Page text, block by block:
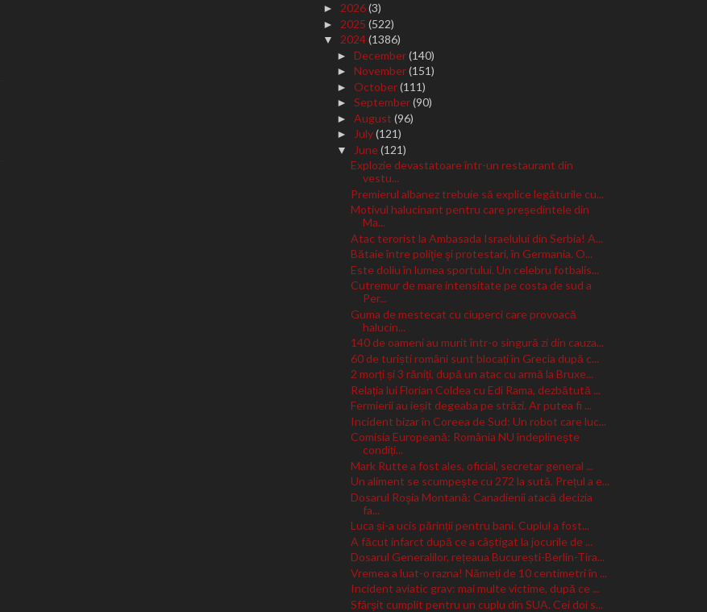
►2026(3)
► 2025(522)
▼2024(1386)
►December(140)
►November(151)
►October(111)
►September(90)
►August(96)
►July(121)
▼ June(121)
Explozie devastatoare într-un restaurant din
vestu...
Premierul albanez trebuie să explice legăturile cu...
Motivul halucinant pentru care președintele din
Ma...
Atac terorist la Ambasada Israelului din Serbia! A...
Bătaie între poliţie şi protestari, în Germania. O...
Este doliu în lumea sportului. Un celebru fotbalis...
Cutremur de mare intensitate pe costa de sud a
Per...
Guma de mestecat cu ciuperci care provoacă
halucin...
140 de oameni au murit într-o singură zi din cauza...
60 de turiști români sunt blocați în Grecia după c...
2 morți și 3 răniți, după un atac cu armă la Bruxe...
Relația lui Florian Coldea cu Edi Rama, dezbătută ...
Fermierii au ieșit degeaba pe străzi. Ar putea fi ...
Incident bizar în Coreea de Sud: Un robot care luc...
Comisia Europeană: România NU îndeplinește
condiți...
Mark Rutte a fost ales, oficial, secretar general ...
Un aliment se scumpește cu 272 la sută. Prețul a e...
Dosarul Roşia Montană: Canadienii atacă decizia
fa...
Luca și-a ucis părinții pentru bani. Cuplul a fost...
A făcut infarct după ce a câștigat la jocurile de ...
Dosarul Generalilor, rețeaua București-Berlin-Tira...
Vremea a luat-o razna! Nămeți de 10 centimetri în ...
Incident aviatic grav: mai multe victime, după ce ...
Sfârșit cumplit pentru un cuplu din SUA. Cei doi s...